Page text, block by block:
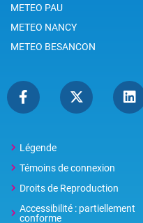
METEO PAU
METEO NANCY
METEO BESANCON
Légende
Témoins de connexion
Droits de Reproduction
Accessibilité : partiellement
conforme